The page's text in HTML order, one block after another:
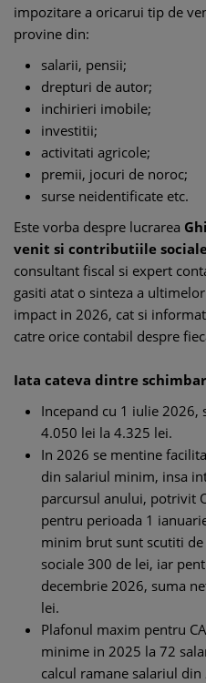
impozitare a oricarui tip de
provine din:
salarii, pensii;
drepturi de autor;
inchirieri imobile;
investitii;
activitati agricole;
premii, jocuri de noroc;
surse neidentificate etc.
Este vorba despre lucrarea
venit si contributiile
consultant fiscal si expert
gasiti atat o sinteza a
impact in 2026, cat si
catre orice contabil despre
Iata cateva dintre
Incepand cu 1 iulie 2026,
4.050 lei la 4.325 lei.
In 2026 se mentine
din salariul minim, insa
parcursul anului, potrivit
pentru perioada 1
minim brut sunt scutiti
sociale 300 de lei, iar
decembrie 2026, suma
lei.
Plafonul maxim pentru
minime in 2025 la 72
calcul ramane salariul